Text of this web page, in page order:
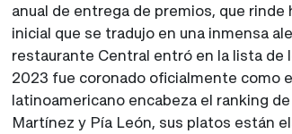
anual de entrega de premios, que
inicial que se tradujo en una inmensa
restaurante Central entró en la lista de
2023 fue coronado oficialmente como
latinoamericano encabeza el ranking
Martínez y Pía León, sus platos están